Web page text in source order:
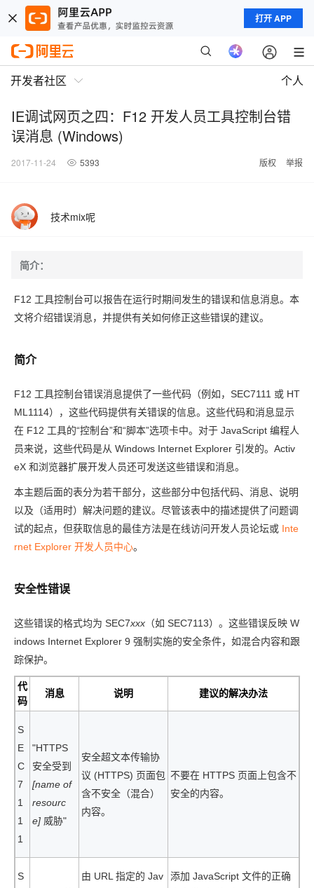
打开 APP
开发者社区 个人
IE调试网页之四：F12 开发人员工具控制台错
误消息 (Windows)
2017-11-24 5393 版权 举报
技术mix呢
简介：
F12 工具控制台可以报告在运行时期间发生的错误和信息消息。本
文将介绍错误消息，并提供有关如何修正这些错误的建议。
简介
F12 工具控制台错误消息提供了一些代码（例如，SEC7111 或 HT
ML1114），这些代码提供有关错误的信息。这些代码和消息显示
在 F12 工具的“控制台”和“脚本”选项卡中。对于 JavaScript 编程人
员来说，这些代码是从 Windows Internet Explorer 引发的。Activ
eX 和浏览器扩展开发人员还可发送这些错误和消息。
本主题后面的表分为若干部分，这些部分中包括代码、消息、说明
以及（适用时）解决问题的建议。尽管该表中的描述提供了问题调
试的起点，但获取信息的最佳方法是在线访问开发人员论坛或 Inte
rnet Explorer 开发人员中心。
安全性错误
这些错误的格式均为 SEC7xxx （如 SEC7113）。这些错误反映 W
indows Internet Explorer 9 强制实施的安全条件，如混合内容和跟
踪保护。
代
码
消息 说明 建议的解决办法
S
E
C
7
1
1
1
"HTTPS
安全受到
[name of
resourc
e] 威胁"
安全超文本传输协
议 (HTTPS) 页面包
含不安全（混合）
内容。
不要在 HTTPS 页面上包含不
安全的内容。
S
由 URL 指定的 Jav
添加 JavaScript 文件的正确